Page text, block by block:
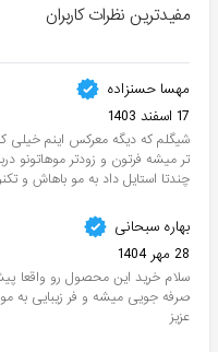
مفیدترین نظرات کاربران
مهسا حسنزاده
17 اسفند 1403
شیگلم که دیگه معرکس اینم خیلی
تر میشه فرتون و زودتر موهاتونو
چندتا استایل داد به مو باهاش و
بهاره سبحانی
28 مهر 1404
سلام خرید این محصول رو واقعا
صرفه جویی میشه و فر زیبایی به
عزیز